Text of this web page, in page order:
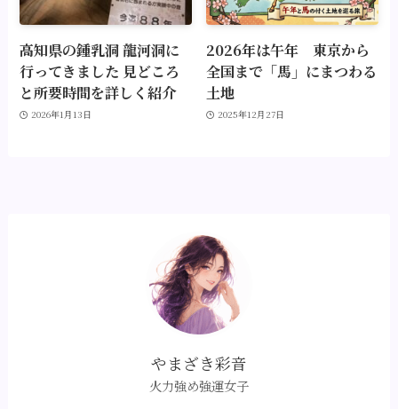
高知県の鍾乳洞 龍河洞に
行ってきました 見どころ
と所要時間を詳しく紹介
2026年1月13日
2026年は午年 東京から
全国まで「馬」にまつわる
土地
2025年12月27日
やまざき彩音
火力強め強運女子